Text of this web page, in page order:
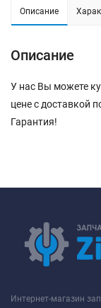
Описание
Описание
У нас Вы можете
цене с доставкой
Гарантия!
Интернет-магазин